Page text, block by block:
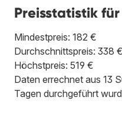
Preisstatistik
Mindestpreis: 182 €
Durchschnittspreis: 338 €
Höchstpreis: 519 €
Daten errechnet aus 13
Tagen durchgeführt